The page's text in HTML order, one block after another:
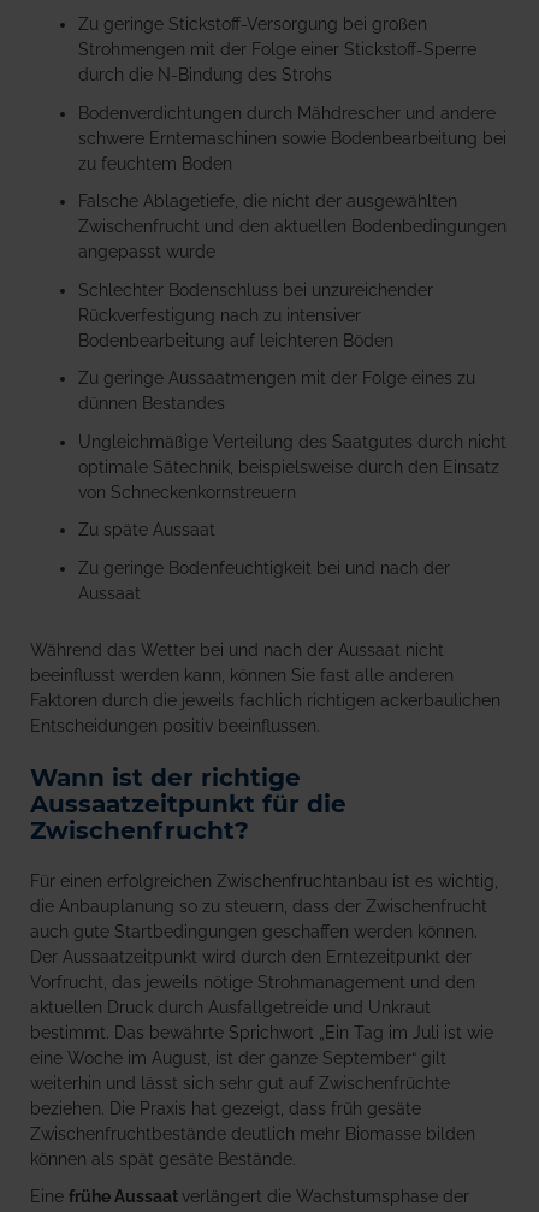
Zu geringe Stickstoff-Versorgung bei großen
Strohmengen mit der Folge einer Stickstoff-Sperre
durch die N-Bindung des Strohs
Bodenverdichtungen durch Mähdrescher und andere
schwere Erntemaschinen sowie Bodenbearbeitung bei
zu feuchtem Boden
Falsche Ablagetiefe, die nicht der ausgewählten
Zwischenfrucht und den aktuellen Bodenbedingungen
angepasst wurde
Schlechter Bodenschluss bei unzureichender
Rückverfestigung nach zu intensiver
Bodenbearbeitung auf leichteren Böden
Zu geringe Aussaatmengen mit der Folge eines zu
dünnen Bestandes
Ungleichmäßige Verteilung des Saatgutes durch nicht
optimale Sätechnik, beispielsweise durch den Einsatz
von Schneckenkornstreuern
Zu späte Aussaat
Zu geringe Bodenfeuchtigkeit bei und nach der
Aussaat
Während das Wetter bei und nach der Aussaat nicht
beeinflusst werden kann, können Sie fast alle anderen
Faktoren durch die jeweils fachlich richtigen ackerbaulichen
Entscheidungen positiv beeinflussen.
Wann ist der richtige
Aussaatzeitpunkt für die
Zwischenfrucht?
Für einen erfolgreichen Zwischenfruchtanbau ist es wichtig,
die Anbauplanung so zu steuern, dass der Zwischenfrucht
auch gute Startbedingungen geschaffen werden können.
Der Aussaatzeitpunkt wird durch den Erntezeitpunkt der
Vorfrucht, das jeweils nötige Strohmanagement und den
aktuellen Druck durch Ausfallgetreide und Unkraut
bestimmt. Das bewährte Sprichwort „Ein Tag im Juli ist wie
eine Woche im August, ist der ganze September“ gilt
weiterhin und lässt sich sehr gut auf Zwischenfrüchte
beziehen. Die Praxis hat gezeigt, dass früh gesäte
Zwischenfruchtbestände deutlich mehr Biomasse bilden
können als spät gesäte Bestände.
Eine frühe Aussaatverlängert die Wachstumsphase der